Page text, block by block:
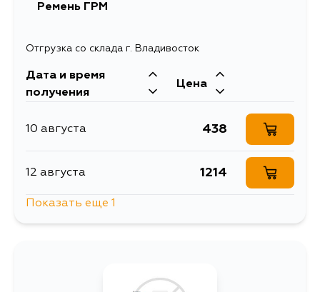
Ремень ГРМ
Отгрузка со склада г. Владивосток
Дата и время
получения
Цена
10 августа 438
12 августа 1214
Показать еще 1